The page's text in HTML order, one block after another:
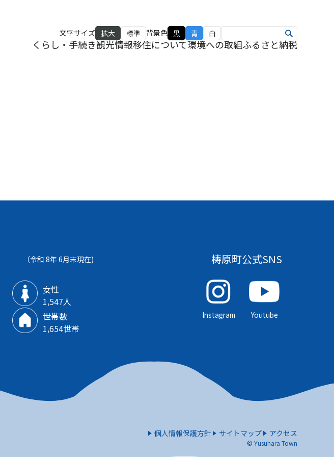
文字サイズ 拡大 標準 背景色 黒 青 白
くらし・手続き観光情報移住について環境への取組ふるさと納税
（令和 8年 6月末現在)
女性
1‚547人
世帯数
1‚654世帯
梼原町公式SNS
Instagram Youtube
個人情報保護方針 サイトマップ アクセス
© Yusuhara Town